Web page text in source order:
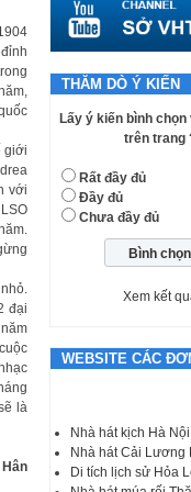
giới
với
đại
là
Thành phố triển khai
Nghị quyết ban hành
tiếp công dân của
HĐND, đại biểu
Nghị quyết về một số
ưu đãi, hỗ trợ phát
tổ chức…
Nghị quyết quy định
dung và định mức chi
hoạt động khoa…
một số hành vi vi
Phê duyệt Chương
triển kinh tế số và xã
I. CHỈ TIÊU VÀ VỊ TRÍ
TUYỂN DỤNG LAO
ĐỒNG Tổng số chỉ…
THĂM DÒ Ý KIẾN
Lấy ý kiến bình chọn
trên trang
Rất đầy đủ
Đầy đủ
Chưa đầy đủ
Xem kết
WEBSITE CÁC
Nhà hát kịch Hà Nội
Nhà hát Cải Lương
Di tích lịch sử Hỏa